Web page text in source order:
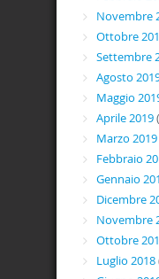
Novembre
Ottobre
Settembre
Agosto
Maggio
Aprile 2019
Marzo 2019
Febbraio
Gennaio
Dicembre
Novembre
Ottobre
Luglio 2018